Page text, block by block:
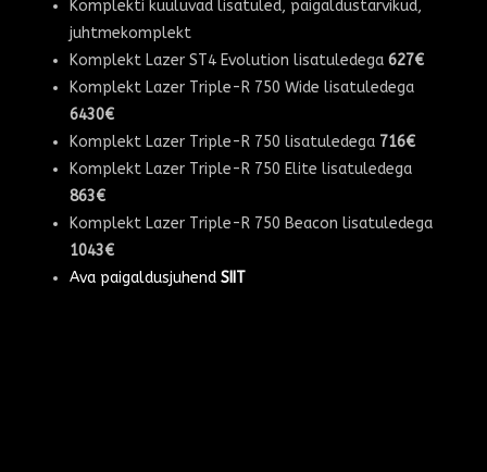
Komplekti kuuluvad lisatuled, paigaldustarvikud,
juhtmekomplekt
Komplekt Lazer ST4 Evolution lisatuledega 627€
Komplekt Lazer Triple-R 750 Wide lisatuledega
6430€
Komplekt Lazer Triple-R 750 lisatuledega 716€
Komplekt Lazer Triple-R 750 Elite lisatuledega
863€
Komplekt Lazer Triple-R 750 Beacon lisatuledega
1043€
Ava paigaldusjuhend SIIT